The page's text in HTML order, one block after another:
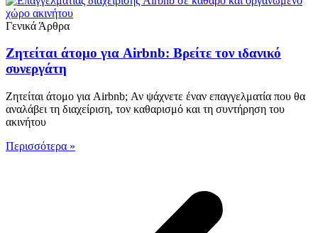
Γενικά Άρθρα
Ζητείται άτομο για Airbnb: Βρείτε τον ιδανικό
συνεργάτη
Ζητείται άτομο για Airbnb; Αν ψάχνετε έναν επαγγελματία που θα
αναλάβει τη διαχείριση, τον καθαρισμό και τη συντήρηση του
ακινήτου
Περισσότερα »